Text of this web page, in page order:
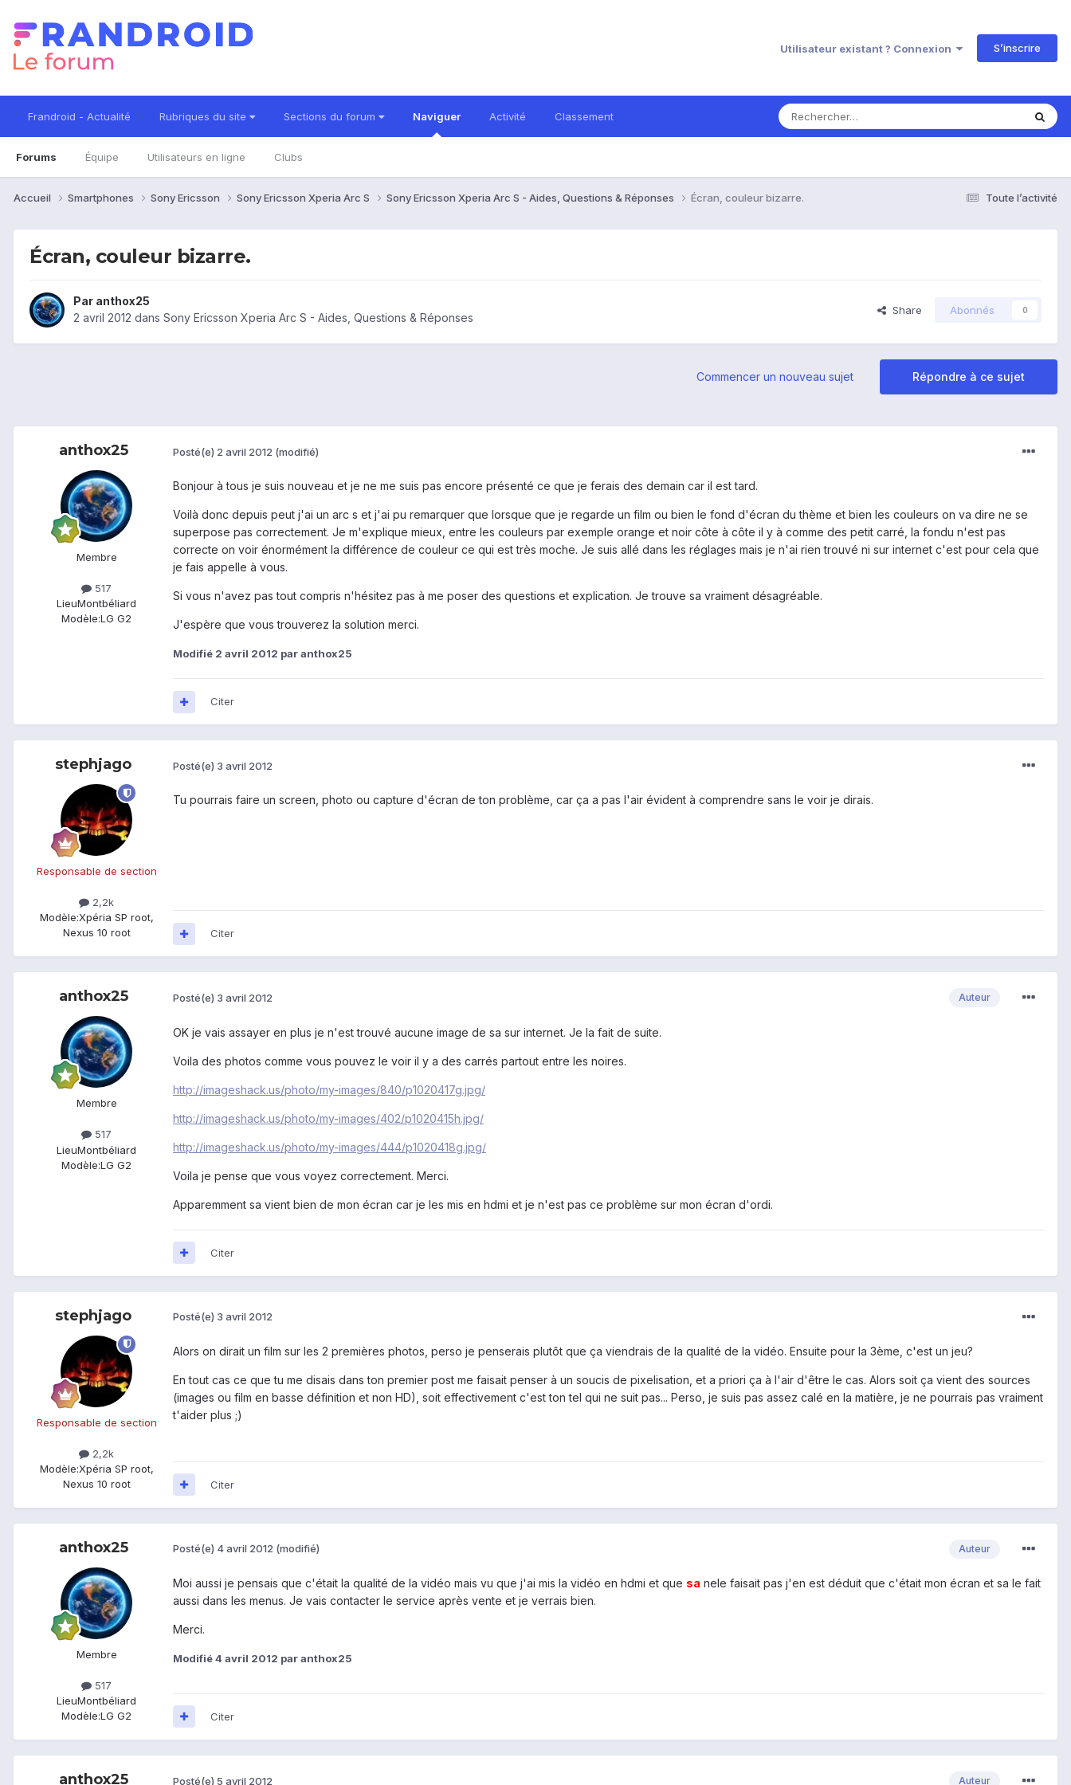
Utilisateur existant ? Connexion S’inscrire
Frandroid - Actualité Rubriques du site Sections du forum Naviguer
Forums Équipe Utilisateurs en ligne Clubs
Activité Classement
Toute l’activité
Accueil Smartphones Sony Ericsson Sony Ericsson Xperia Arc S Sony Ericsson Xperia Arc S - Aides, Questions & Réponses Écran, couleur bizarre.
Écran, couleur bizarre.
Par anthox25
2 avril 2012 dans Sony Ericsson Xperia Arc S - Aides, Questions & Réponses
Share Abonnés 0
Répondre à ce sujet
Commencer un nouveau sujet
anthox25
Membre
517
LieuMontbéliard
Modèle:LG G2
Posté(e) 2 avril 2012 (modifié)
Bonjour à tous je suis nouveau et je ne me suis pas encore présenté ce que je ferais des demain car il est tard.
Voilà donc depuis peut j'ai un arc s et j'ai pu remarquer que lorsque que je regarde un film ou bien le fond d'écran du thème et bien les couleurs on va dire ne se
superpose pas correctement. Je m'explique mieux, entre les couleurs par exemple orange et noir côte à côte il y à comme des petit carré, la fondu n'est pas
correcte on voir énormément la différence de couleur ce qui est très moche. Je suis allé dans les réglages mais je n'ai rien trouvé ni sur internet c'est pour cela que
je fais appelle à vous.
Si vous n'avez pas tout compris n'hésitez pas à me poser des questions et explication. Je trouve sa vraiment désagréable.
J'espère que vous trouverez la solution merci.
Modifié 2 avril 2012 par anthox25
Citer
stephjago
Responsable de section
2,2k
Modèle:Xpéria SP root,
Nexus 10 root
Posté(e) 3 avril 2012
Tu pourrais faire un screen, photo ou capture d'écran de ton problème, car ça a pas l'air évident à comprendre sans le voir je dirais.
Citer
anthox25
Membre
517
LieuMontbéliard
Modèle:LG G2
Auteur
Posté(e) 3 avril 2012
OK je vais assayer en plus je n'est trouvé aucune image de sa sur internet. Je la fait de suite.
Voila des photos comme vous pouvez le voir il y a des carrés partout entre les noires.
http://imageshack.us/photo/my-images/840/p1020417g.jpg/
http://imageshack.us/photo/my-images/402/p1020415h.jpg/
http://imageshack.us/photo/my-images/444/p1020418g.jpg/
Voila je pense que vous voyez correctement. Merci.
Apparemment sa vient bien de mon écran car je les mis en hdmi et je n'est pas ce problème sur mon écran d'ordi.
Citer
stephjago
Responsable de section
2,2k
Modèle:Xpéria SP root,
Nexus 10 root
Posté(e) 3 avril 2012
Alors on dirait un film sur les 2 premières photos, perso je penserais plutôt que ça viendrais de la qualité de la vidéo. Ensuite pour la 3ème, c'est un jeu?
En tout cas ce que tu me disais dans ton premier post me faisait penser à un soucis de pixelisation, et a priori ça à l'air d'être le cas. Alors soit ça vient des sources
(images ou film en basse définition et non HD), soit effectivement c'est ton tel qui ne suit pas... Perso, je suis pas assez calé en la matière, je ne pourrais pas vraiment
t'aider plus ;)
Citer
anthox25
Membre
517
LieuMontbéliard
Modèle:LG G2
Auteur
Posté(e) 4 avril 2012 (modifié)
Moi aussi je pensais que c'était la qualité de la vidéo mais vu que j'ai mis la vidéo en hdmi et que sa nele faisait pas j'en est déduit que c'était mon écran et sa le fait
aussi dans les menus. Je vais contacter le service après vente et je verrais bien.
Merci.
Modifié4 avril 2012 par anthox25
Citer
anthox25 Auteur
Posté(e) 5 avril 2012